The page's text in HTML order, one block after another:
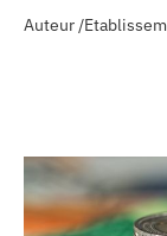
des CHU
articles
Auteur /